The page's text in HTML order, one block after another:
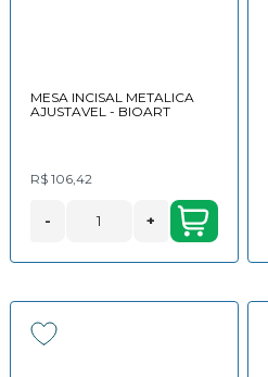
MESA INCISAL METALICA
AJUSTAVEL - BIOART
R$ 106,42
- +